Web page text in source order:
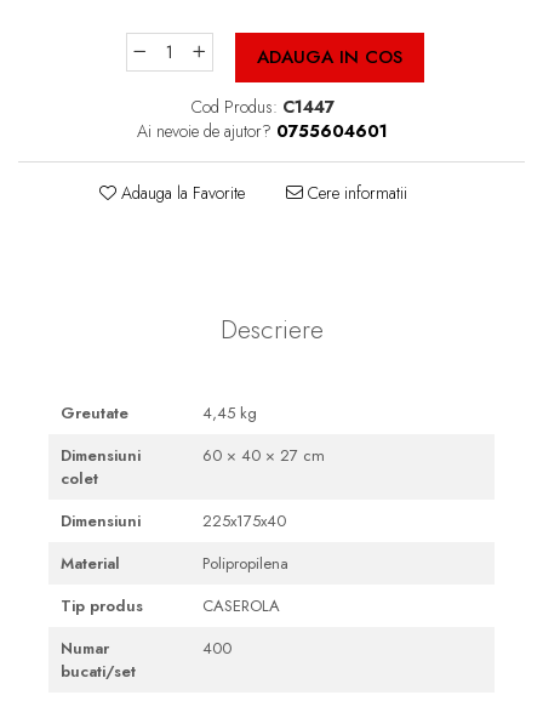
Cutii Fast Food Generic
Cutii Pizza
Cutii Pizza Blank
Cutii Pizza Generic
Triunghiuri si accesorii pizza
ADAUGA IN COS
Cod Produs: C1447
Ai nevoie de ajutor? 0755604601
Adauga la Favorite Cere informatii
Descriere
Greutate
4,45 kg
Dimensiuni
colet
60 × 40 × 27 cm
Dimensiuni
225x175x40
Material
Polipropilena
Tip produs
CASEROLA
Numar
bucati/set
400